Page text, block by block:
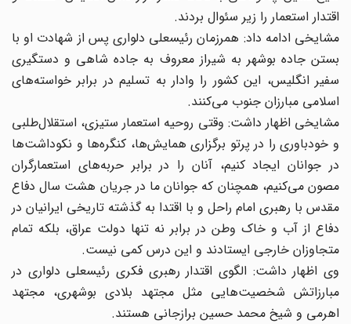
اقتدار استعمار را زیر سئوال بردند.
مشایخی ادامه داد: همرزمان رئیسعلی دلواری پس از شهادت او با
بستن جاده بوشهر به شیراز معروف به جاده شاهی و دستگیری
سفیر انگلیس، این کشور را وادار به تسلیم در برابر خواسته‌های
اسلامی مبارزان جنوب می‌کنند.
مشایخی اظهار داشت: وقتی روحیه استعمار ستیزی، استقلال‌طلبی
و خودباوری را در پرتو برگزاری همایش‌ها، کنگره‌ها و نکوداشت‌ها
در جوانان ایجاد کنیم، آنان را در برابر حربه‌های استعمارگران
مصون می‌‌کنیم، همچنان که جوانان ما در جریان هشت سال دفاع
مقدس با رهبری امام راحل و با اقتدا به گذشته تاریخی ایرانیان در
دفاع از آب و خاک وطن در برابر نه تنها دولت عراق، بلکه تمام
متجاوزان خارجی ایستادند و این درس کمی نیست.
وی اظهار داشت: الگوی اقتدار رهبری فکری رئیسعلی دلواری در
مبارزاتش شخصیت‌هایی مثل مجتهد بلادی بوشهری، مجتهد
اهرمی و شیخ محمد حسین برازجانی هستند.